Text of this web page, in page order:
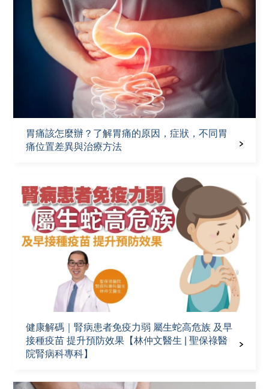
胃痛該怎麼辦？了解胃痛的原因，症狀，不同胃
痛位置差異與治療方法
健康解碼｜腎病患者免疫力弱 屬生蛇高危族 及早
接種疫苗 提升預防效果【林仲文醫生 | 聖保祿醫
院腎病科專科】